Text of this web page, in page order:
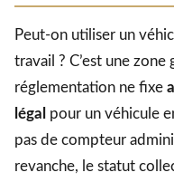
Peut-on utiliser un
travail ? C’est une
réglementation ne fixe
légal pour un véhicule
pas de compteur
revanche, le statut